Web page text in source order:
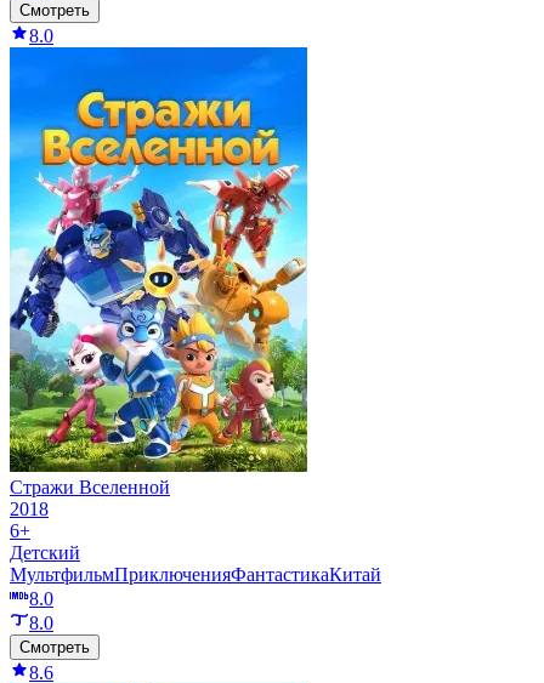
Смотреть
8.0
Стражи Вселенной
2018
6+
Детский
МультфильмПриключенияФантастикаКитай
8.0
8.0
Смотреть
8.6